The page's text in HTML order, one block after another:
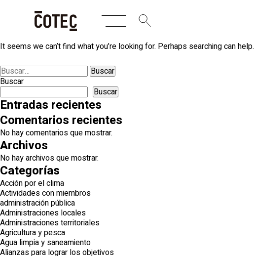
Nothing Found
It seems we can’t find what you’re looking for. Perhaps searching can help.
Buscar:
Buscar
Buscar
Entradas recientes
Comentarios recientes
No hay comentarios que mostrar.
Archivos
No hay archivos que mostrar.
Categorías
Acción por el clima
Actividades con miembros
administración pública
Administraciones locales
Administraciones territoriales
Agricultura y pesca
Agua limpia y saneamiento
Alianzas para lograr los objetivos